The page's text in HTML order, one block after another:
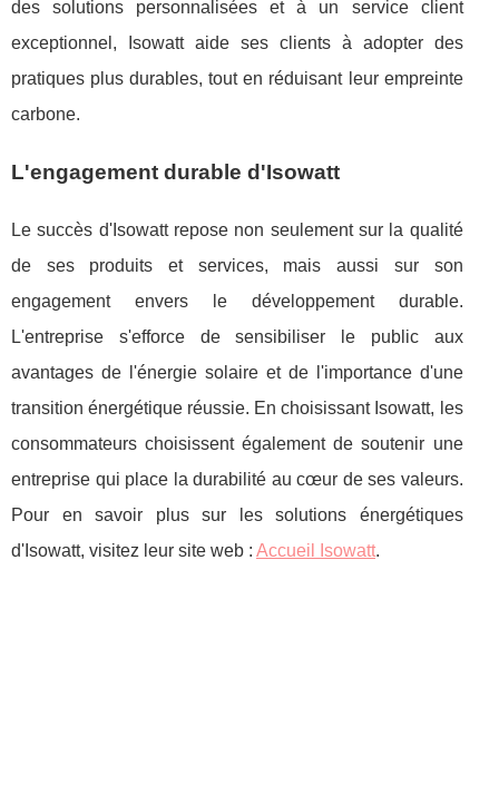
des solutions personnalisées et à un service client
exceptionnel, Isowatt aide ses clients à adopter des
pratiques plus durables, tout en réduisant leur empreinte
carbone.
L'engagement durable d'Isowatt
Le succès d'Isowatt repose non seulement sur la qualité
de ses produits et services, mais aussi sur son
engagement envers le développement durable.
L'entreprise s'efforce de sensibiliser le public aux
avantages de l'énergie solaire et de l'importance d'une
transition énergétique réussie. En choisissant Isowatt, les
consommateurs choisissent également de soutenir une
entreprise qui place la durabilité au cœur de ses valeurs.
Pour en savoir plus sur les solutions énergétiques
d'Isowatt, visitez leur site web : Accueil Isowatt.